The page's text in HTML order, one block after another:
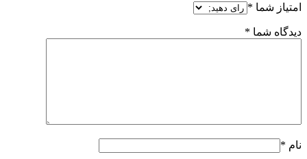
امتیاز شما *
دیدگاه شما *
نام *